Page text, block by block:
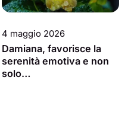
4 maggio 2026
Damiana, favorisce la
serenità emotiva e non
solo…